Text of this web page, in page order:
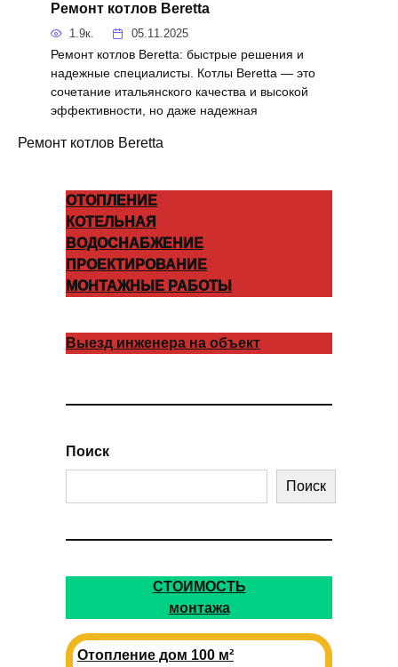
Ремонт котлов Beretta
1.9к. 05.11.2025
Ремонт котлов Beretta: быстрые решения и
надежные специалисты. Котлы Beretta — это
сочетание итальянского качества и высокой
эффективности, но даже надежная
Ремонт котлов Beretta
ОТОПЛЕНИЕ
КОТЕЛЬНАЯ
ВОДОСНАБЖЕНИЕ
ПРОЕКТИРОВАНИЕ
МОНТАЖНЫЕ РАБОТЫ
Выезд инженера на объект
Поиск
Поиск
СТОИМОСТЬ
монтажа
Отопление дом 100 м²